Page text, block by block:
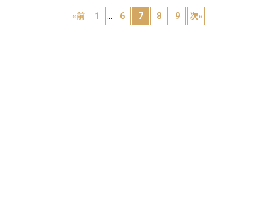
«前 1 6 7 8 9 次»